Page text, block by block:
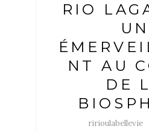
RIO
UN
NT AU
DE
ririoulabellevie